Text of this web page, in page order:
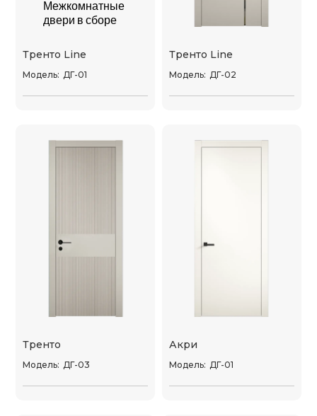
Тренто Line
Модель: ДГ-01
Тренто Line
Модель: ДГ-02
Тренто
Модель: ДГ-03
Акри
Модель: ДГ-01